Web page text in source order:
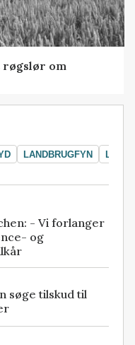
røgslør om
LANDBRUGFYN
- Vi forlanger
og
søge tilskud til